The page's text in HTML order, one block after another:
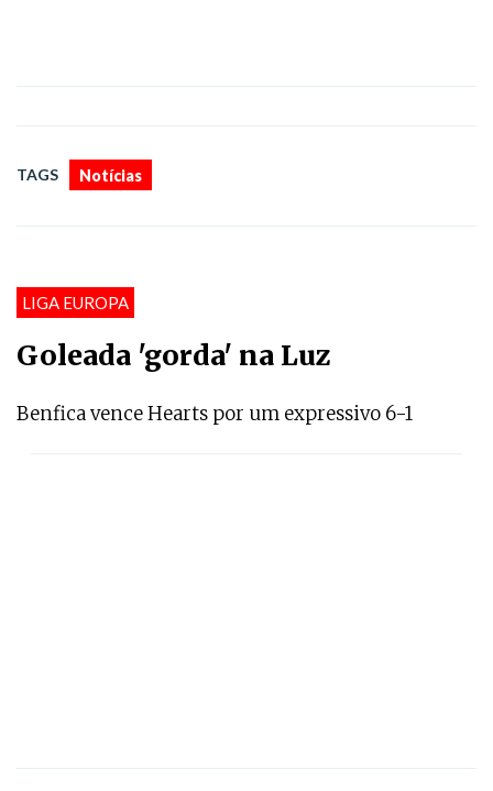
TAGS Notícias
LIGA EUROPA
Goleada 'gorda' na Luz
Benfica vence Hearts por um expressivo 6-1